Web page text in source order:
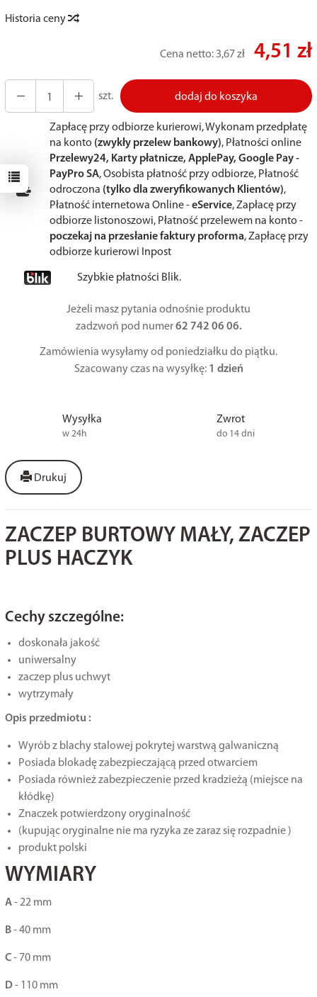
Historia ceny
Cena netto: 3,67 zł 4,51 zł
szt. dodaj do koszyka
Zapłacę przy odbiorze kurierowi, Wykonam przedpłatę
na konto (zwykły przelew bankowy), Płatności online
Przelewy24, Karty płatnicze, ApplePay, Google Pay -
PayPro SA, Osobista płatność przy odbiorze, Płatność
odroczona (tylko dla zweryfikowanych Klientów),
Płatność internetowa Online -eService, Zapłacę przy
odbiorze listonoszowi, Płatność przelewem na konto -
poczekaj na przesłanie faktury proforma, Zapłacę przy
odbiorze kurierowi Inpost
Szybkie płatności Blik.
Jeżeli masz pytania odnośnie produktu
zadzwoń pod numer62 742 06 06.
Zamówienia wysyłamy od poniedziałku do piątku.
Szacowany czas na wysyłkę: 1 dzień
Wysyłka
w 24h
Zwrot
do 14 dni
Drukuj
ZACZEP BURTOWY MAŁY, ZACZEP
PLUS HACZYK
Cechy szczególne:
doskonała jakość
uniwersalny
zaczep plus uchwyt
wytrzymały
Opis przedmiotu :
Wyrób z blachy stalowej pokrytej warstwą galwaniczną
Posiada blokadę zabezpieczającą przed otwarciem
Posiada również zabezpieczenie przed kradzieżą (miejsce na
kłódkę)
Znaczek potwierdzony oryginalność
(kupując oryginalne nie ma ryzyka ze zaraz się rozpadnie )
produkt polski
WYMIARY
A- 22 mm
B- 40 mm
C- 70 mm
D- 110 mm